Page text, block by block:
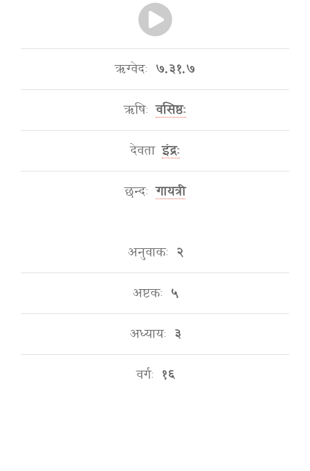
ऋग्वेदः ७.३१.७
ऋषिः वसिष्ठः
देवता इंद्रः
छन्दः गायत्री
अनुवाकः २
अष्टकः ५
अध्यायः ३
वर्गः १६